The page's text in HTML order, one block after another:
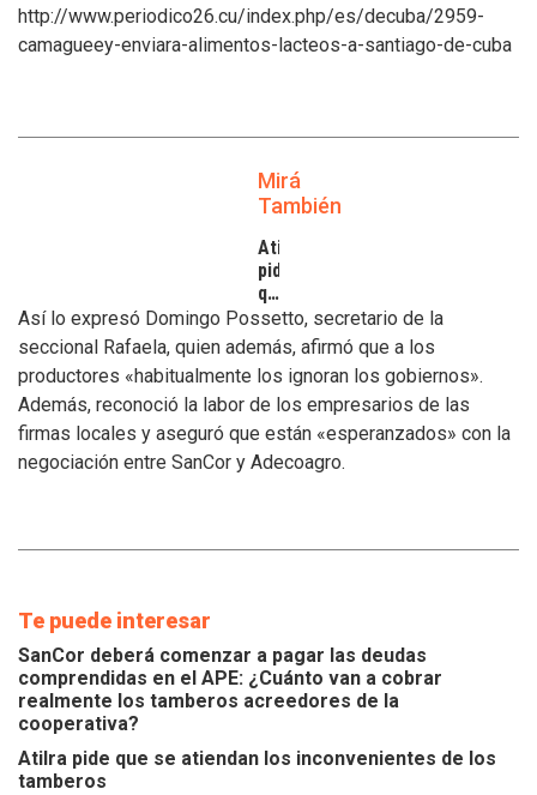
http://www.periodico26.cu/index.php/es/decuba/2959-
camagueey-enviara-alimentos-lacteos-a-santiago-de-cuba
Mirá
También
Atilra
pide
que
se
atiendan
inconvenientes
de
los
tamberos
Así lo expresó Domingo Possetto, secretario de la
seccional Rafaela, quien además, afirmó que a los
productores «habitualmente los ignoran los gobiernos».
Además, reconoció la labor de los empresarios de las
firmas locales y aseguró que están «esperanzados» con la
negociación entre SanCor y Adecoagro.
Te puede interesar
SanCor deberá comenzar a pagar las deudas
comprendidas en el APE: ¿Cuánto van a cobrar
realmente los tamberos acreedores de la
cooperativa?
Atilra pide que se atiendan los inconvenientes de los
tamberos